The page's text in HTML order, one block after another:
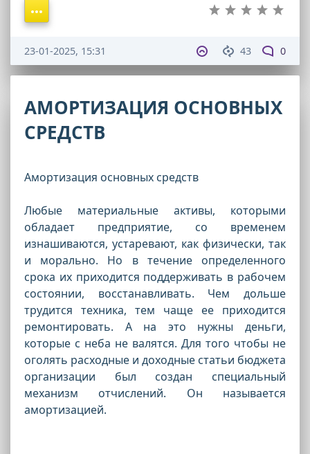
43 0
23-01-2025, 15:31
АМОРТИЗАЦИЯ ОСНОВНЫХ
СРЕДСТВ
Амортизация основных средств
Любые материальные активы, которыми
обладает предприятие, со временем
изнашиваются, устаревают, как физически, так
и морально. Но в течение определенного
срока их приходится поддерживать в рабочем
состоянии, восстанавливать. Чем дольше
трудится техника, тем чаще ее приходится
ремонтировать. А на это нужны деньги,
которые с неба не валятся. Для того чтобы не
оголять расходные и доходные статьи бюджета
организации был создан специальный
механизм отчислений. Он называется
амортизацией.